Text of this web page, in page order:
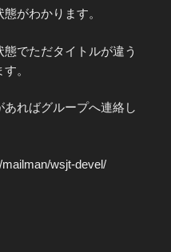
がわかります。
でただタイトルが違う
。
ればグループへ連絡し
wsjt-devel/